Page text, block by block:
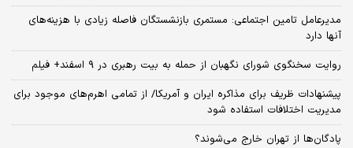
مدیرعامل تامین اجتماعی: مستمری بازنشستگان فاصله زیادی با هزینه‌های
آنها دارد
روایت سخنگوی شورای نگهبان از حمله به بیت رهبری در ۹ اسفند+ فیلم
پیشنهادات ظریف برای مذاکره ایران و آمریکا/ از تمامی اهرم‌های موجود برای
مدیریت اختلافات استفاده شود
پادگان‌ها از تهران خارج می‌شوند؟